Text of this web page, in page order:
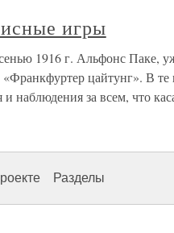
игры
1916 г. Альфонс Паке,
«Франкфуртер цайтунг». В
наблюдения за всем, что
Разделы